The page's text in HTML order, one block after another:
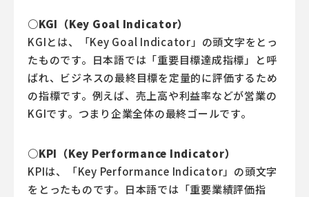
○KGI（Key Goal Indicator）
KGIとは、「Key Goal Indicator」の頭文字をとっ
たものです。日本語では「重要目標達成指標」と呼
ばれ、ビジネスの最終目標を定量的に評価するため
の指標です。例えば、売上高や利益率などが営業の
KGIです。つまり企業全体の最終ゴールです。
○KPI（Key Performance Indicator）
KPIは、「Key Performance Indicator」の頭文字
をとったものです。日本語では「重要業績評価指